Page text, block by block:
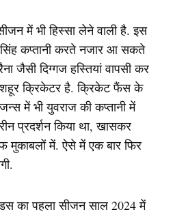
में भी हिस्सा लेने वाली है. इस
सिंह कप्तानी करते नजार आ सकते
जैसी दिग्गज हस्तियां वापसी कर
क्रिकेटर है. क्रिकेट फैंस के
में भी युवराज की कप्तानी में
प्रदर्शन किया था, खासकर
मुकाबलों में. ऐसे में एक बार फिर
का पहला सीजन साल 2024 में